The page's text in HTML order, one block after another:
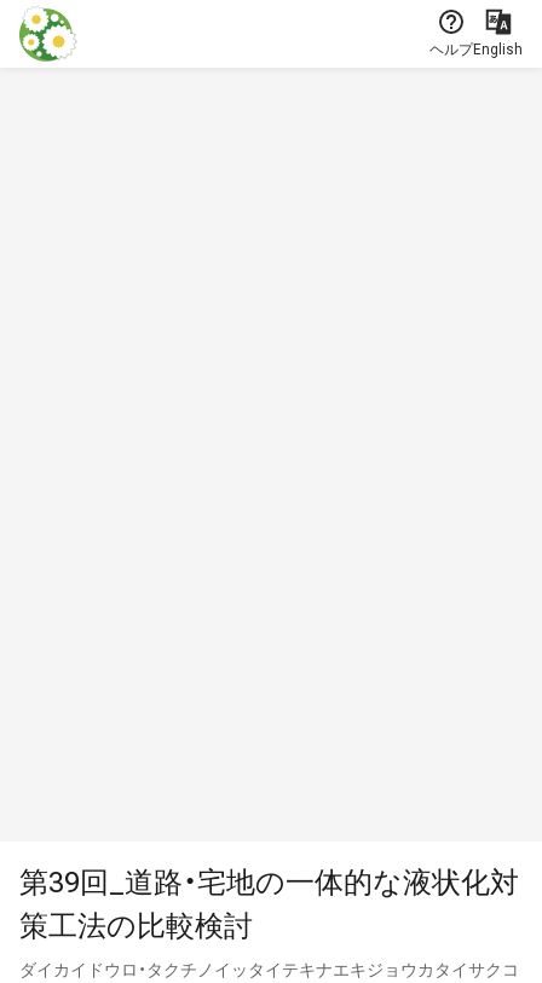
本文に飛ぶ
ヘルプEnglish
第39回_道路・宅地の一体的な液状化対
策工法の比較検討
ダイカイドウロ・タクチノイッタイテキナエキジョウカタイサクコ